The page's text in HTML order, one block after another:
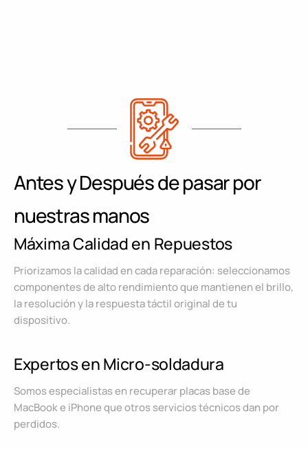
Antes y Después de pasar por
nuestras manos
Máxima Calidad en Repuestos
Priorizamos la calidad en cada reparación: seleccionamos
componentes de alto rendimiento que mantienen el brillo,
la resolución y la respuesta táctil original de tu
dispositivo.
Expertos en Micro-soldadura
Somos especialistas en recuperar placas base de
MacBook e iPhone que otros servicios técnicos dan por
perdidos.